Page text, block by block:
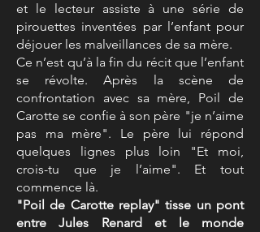
et le lecteur assiste à une série de
pirouettes inventées par l’enfant pour
déjouer les malveillances de sa mère.
Ce n’est qu’à la fin du récit que l’enfant
se révolte. Après la scène de
confrontation avec sa mère, Poil de
Carotte se confie à son père "je n’aime
pas ma mère". Le père lui répond
quelques lignes plus loin "Et moi,
crois-tu que je l’aime". Et tout
commence là.
"Poil de Carotte replay" tisse un pont
entre Jules Renard et le monde